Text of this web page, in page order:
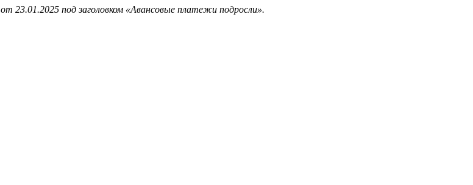
23.01.2025 под заголовком «Авансовые платежи подросли».